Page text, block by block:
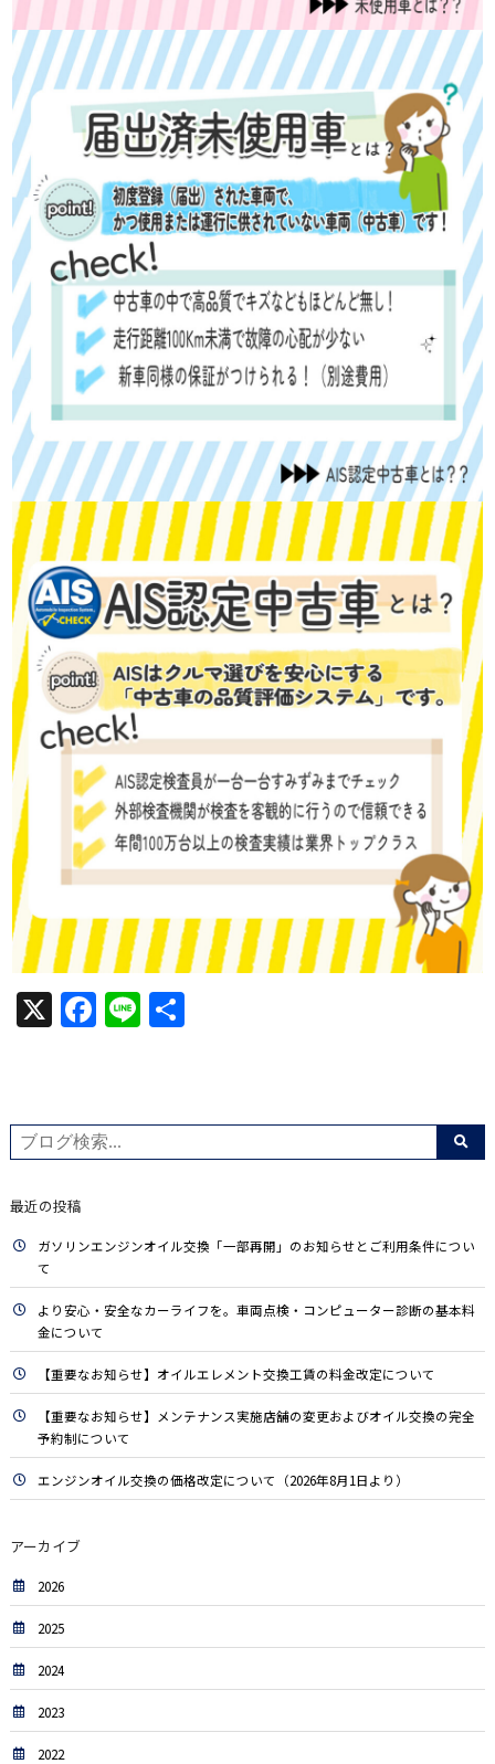
X Facebook
Line共
最近の投稿
ガソリンエンジンオイル交換「一部再開」のお知らせとご利用条件につい
て
より安心・安全なカーライフを。車両点検・コンピューター診断の基本料
金について
【重要なお知らせ】オイルエレメント交換工賃の料金改定について
【重要なお知らせ】メンテナンス実施店舗の変更およびオイル交換の完全
予約制について
エンジンオイル交換の価格改定について（2026年8月1日より）
アーカイブ
2026
2025
2024
2023
2022